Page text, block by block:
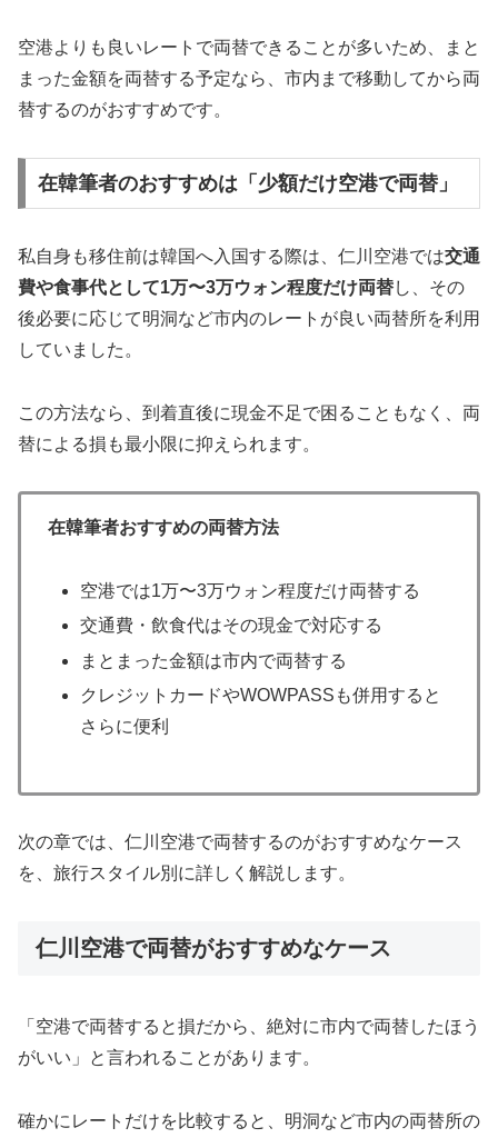
空港よりも良いレートで両替できることが多いため、まと
まった金額を両替する予定なら、市内まで移動してから両
替するのがおすすめです。
在韓筆者のおすすめは「少額だけ空港で両替」
私自身も移住前は韓国へ入国する際は、仁川空港では交通
費や食事代として1万〜3万ウォン程度だけ両替し、その
後必要に応じて明洞など市内のレートが良い両替所を利用
していました。
この方法なら、到着直後に現金不足で困ることもなく、両
替による損も最小限に抑えられます。
在韓筆者おすすめの両替方法
空港では1万〜3万ウォン程度だけ両替する
交通費・飲食代はその現金で対応する
まとまった金額は市内で両替する
クレジットカードやWOWPASSも併用すると
さらに便利
次の章では、仁川空港で両替するのがおすすめなケース
を、旅行スタイル別に詳しく解説します。
仁川空港で両替がおすすめなケース
「空港で両替すると損だから、絶対に市内で両替したほう
がいい」と言われることがあります。
確かにレートだけを比較すると、明洞など市内の両替所の